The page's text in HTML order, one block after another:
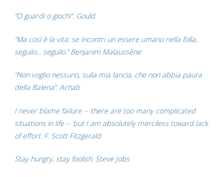
“O guardi o giochi”. Gould
“Ma così è la vita: se incontri un essere umano nella folla,
seguilo... seguilo.” Benjanim Malaussène
“Non voglio nessuno, sulla mia lancia, che non abbia paura
della Balena”. Achab
I never blame failure -- there are too many complicated
situations in life -- but I am absolutely merciless toward lack
of effort. F. Scott Fitzgerald
Stay hungry, stay foolish. Steve Jobs